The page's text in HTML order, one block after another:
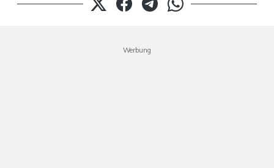
Werbung